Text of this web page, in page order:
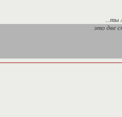
...ты
это две